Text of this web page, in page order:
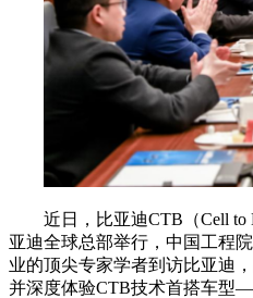
近日，比亚迪CTB（Cell
亚迪全球总部举行，中国工程
业的顶尖专家学者到访比亚迪
并深度体验CTB技术首搭车型